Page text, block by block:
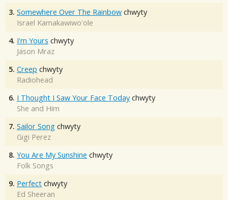
3. Somewhere Over The Rainbow chwyty
Israel Kamakawiwo'ole
4. I'm Yours chwyty
Jason Mraz
5. Creep chwyty
Radiohead
6. I Thought I Saw Your Face Today chwyty
She and Him
7. Sailor Song chwyty
Gigi Perez
8. You Are My Sunshine chwyty
Folk Songs
9. Perfect chwyty
Ed Sheeran